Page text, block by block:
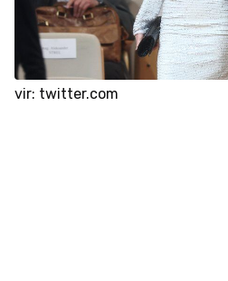
vir: twitter.com